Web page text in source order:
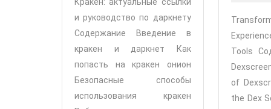
по
даркнету
и руководство по даркнету
Содержание Введение в
кракен и даркнет Как
попасть на кракен онион
Безопасные способы
использования кракен
Tools
of
the Dex